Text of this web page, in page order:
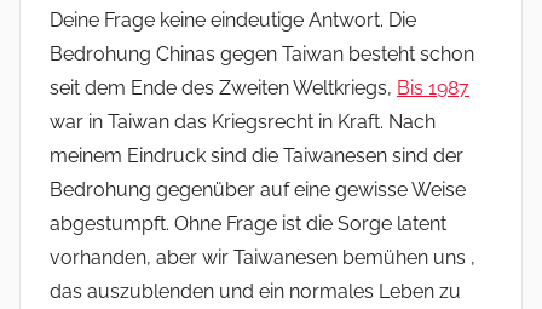
Deine Frage keine eindeutige Antwort. Die
Bedrohung Chinas gegen Taiwan besteht schon
seit dem Ende des Zweiten Weltkriegs, Bis 1987
war in Taiwan das Kriegsrecht in Kraft. Nach
meinem Eindruck sind die Taiwanesen sind der
Bedrohung gegenüber auf eine gewisse Weise
abgestumpft. Ohne Frage ist die Sorge latent
vorhanden, aber wir Taiwanesen bemühen uns ,
das auszublenden und ein normales Leben zu